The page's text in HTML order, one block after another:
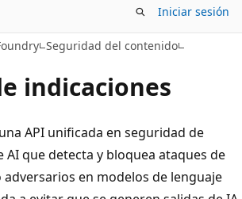
Iniciar sesión
Seguridad del contenido
indicaciones
API unificada en seguridad de
AI que detecta y bloquea ataques de
en modelos de lenguaje